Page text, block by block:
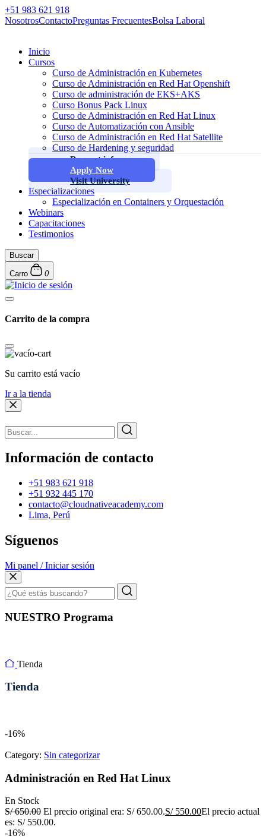
+51 983 621 918
NosotrosContactoPreguntas FrecuentesBolsa Laboral
Inicio
Cursos
Curso de Administración en Kubernetes
Curso de Administración en Red Hat Openshift
Curso de administración de EKS+AKS
Curso Bonus Pack Linux
Curso de Administración en Red Hat Linux
Curso de Automatización con Ansible
Curso de Administración en Red Hat Satellite
Curso de Hardening y seguridad
Request info
Apply Now
Visit University
Especializaciones
Especialización en Containers y Orquestación
Webinars
Capacitaciones
Testimonios
Buscar
Carro 0
Carrito de la compra
Su carrito está vacío
Ir a la tienda
Información de contacto
+51 983 621 918
+51 932 445 170
contacto@cloudnativeacademy.com
Lima, Perú
Síguenos
Mi panel / Iniciar sesión
NUESTRO Programa
Tienda
Tienda
-16%
Category: Sin categorizar
Administración en Red Hat Linux
En Stock
S/650.00 El precio original era: S/ 650.00.S/550.00El precio actual
es: S/ 550.00.
-16%